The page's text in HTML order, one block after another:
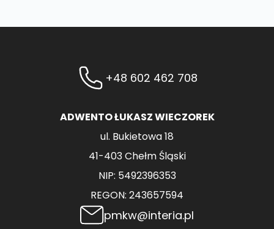
+48 602 462 708
ADWENTO ŁUKASZ WIECZOREK
ul. Bukietowa 18
41-403 Chełm Śląski
NIP: 5492396353
REGON: 243657594
pmkw@interia.pl